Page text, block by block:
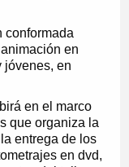
conformada
en
jóvenes, en
en el marco
que organiza la
entrega de los
en dvd,